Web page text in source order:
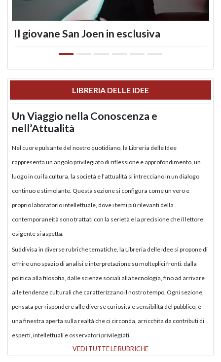
Il giovane San Joen in esclusiva
LIBRERIA DELLE IDEE
Un Viaggio nella Conoscenza e
nell’Attualità
Nel cuore pulsante del nostro quotidiano, la Libreria delle Idee
rappresenta un angolo privilegiato di riflessione e approfondimento, un
luogo in cui la cultura, la società e l’attualità si intrecciano in un dialogo
continuo e stimolante. Questa sezione si configura come un vero e
proprio laboratorio intellettuale, dove i temi più rilevanti della
contemporaneità sono trattati con la serietà e la precisione che il lettore
esigente si aspetta.
Suddivisa in diverse rubriche tematiche, la Libreria delle Idee si propone di
offrire uno spazio di analisi e interpretazione su molteplici fronti: dalla
politica alla filosofia, dalle scienze sociali alla tecnologia, fino ad arrivare
alle tendenze culturali che caratterizzano il nostro tempo. Ogni sezione,
pensata per rispondere alle diverse curiosità e sensibilità del pubblico, è
una finestra aperta sulla realtà che ci circonda, arricchita da contributi di
esperti, intellettuali e osservatori privilegiati.
VEDI TUTTE LE RUBRICHE